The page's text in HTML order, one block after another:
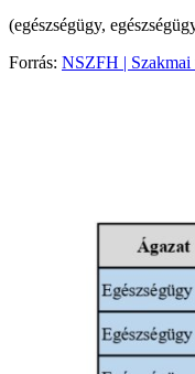
(egészségügy,
Forrás: NSZFH | Szakmai